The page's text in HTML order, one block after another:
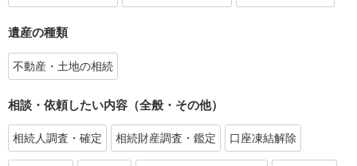
遺産の種類
不動産・土地の相続
相談・依頼したい内容（全般・その他）
相続人調査・確定 相続財産調査・鑑定 口座凍結解除